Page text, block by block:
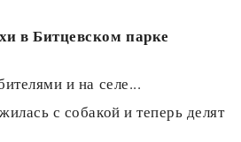
в Битцевском парке
и на селе...
с собакой и теперь делят